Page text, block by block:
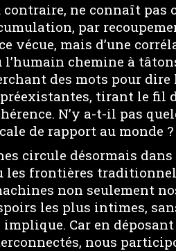
contraire, ne connaît
par
vécue, mais d’une
l’humain chemine à
des mots pour
préexistantes, tirant le fil
N’y a-t-il pas
de rapport au monde ?
circule désormais
les frontières
non seulement
les plus intimes,
Car en
nous